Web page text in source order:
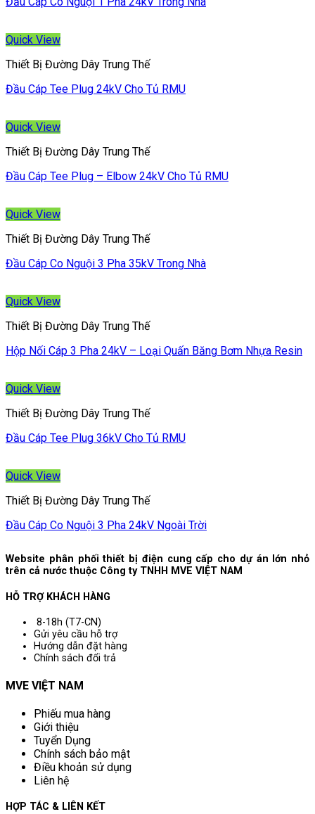
Quick View
Thiết Bị Đường Dây Trung Thế
Đầu Cáp Tee Plug 24kV Cho Tủ RMU
Quick View
Thiết Bị Đường Dây Trung Thế
Đầu Cáp Tee Plug – Elbow 24kV Cho Tủ RMU
Quick View
Thiết Bị Đường Dây Trung Thế
Đầu Cáp Co Nguội 3 Pha 35kV Trong Nhà
Quick View
Thiết Bị Đường Dây Trung Thế
Hộp Nối Cáp 3 Pha 24kV – Loại Quấn Băng Bơm Nhựa Resin
Quick View
Thiết Bị Đường Dây Trung Thế
Đầu Cáp Tee Plug 36kV Cho Tủ RMU
Quick View
Thiết Bị Đường Dây Trung Thế
Đầu Cáp Co Nguội 3 Pha 24kV Ngoài Trời
Website phân phối thiết bị điện cung cấp cho dự án lớn nhỏ
trên cả nước thuộc Công ty TNHH MVE VIỆT NAM
HỖ TRỢ KHÁCH HÀNG
8-18h (T7-CN)
Gửi yêu cầu hỗ trợ
Hướng dẫn đặt hàng
Chính sách đổi trả
MVE VIỆT NAM
Phiếu mua hàng
Giới thiệu
Tuyển Dụng
Chính sách bảo mật
Điều khoản sử dụng
Liên hệ
HỢP TÁC & LIÊN KẾT